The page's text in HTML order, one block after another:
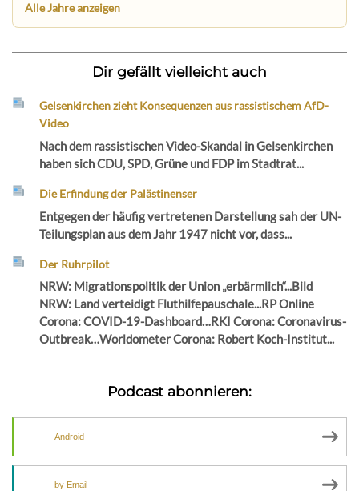
Alle Jahre anzeigen
Dir gefällt vielleicht auch
Gelsenkirchen zieht Konsequenzen aus rassistischem AfD-
Video
Nach dem rassistischen Video-Skandal in Gelsenkirchen
haben sich CDU, SPD, Grüne und FDP im Stadtrat...
Die Erfindung der Palästinenser
Entgegen der häufig vertretenen Darstellung sah der UN-
Teilungsplan aus dem Jahr 1947 nicht vor, dass...
Der Ruhrpilot
NRW: Migrationspolitik der Union „erbärmlich“...Bild
NRW: Land verteidigt Fluthilfepauschale...RP Online
Corona: COVID-19-Dashboard…RKI Corona: Coronavirus-
Outbreak…Worldometer Corona: Robert Koch-Institut...
Podcast abonnieren:
Android
by Email